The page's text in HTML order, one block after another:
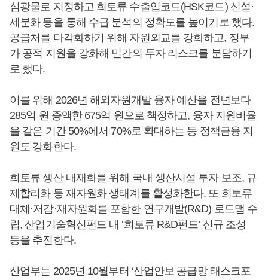
심광물로 지정하고 희토류 수출입코드(HSK코드) 신설·
세분화 등을 통해 수급 분석의 정확도를 높이기로 했다.
공급처를 다각화하기 위해 자원외교를 강화하고, 정부
가 공적 지원을 강화해 민간의 투자 리스크를 분담하기
로 했다.
이를 위해 2026년 해외자원개발 융자 예산을 전년보다
285억 원 증액한 675억 원으로 책정하고, 융자 지원비율
을 같은 기간 50%에서 70%로 확대하는 등 정책금융 지
원도 강화한다.
희토류 생산 내재화를 위해 국내 생산시설 투자 보조, 규
제합리화 등 재자원화 생태계를 활성화한다. 또 희토류
대체·저감·재자원화를 포함한 연구개발(R&D) 로드맵 수
립, 산업기술혁신펀드 내 ‘희토류 R&D펀드’ 신규 조성
등을 추진한다.
산업부는 2025년 10월부터 ‘산업안보 공급망 태스크포